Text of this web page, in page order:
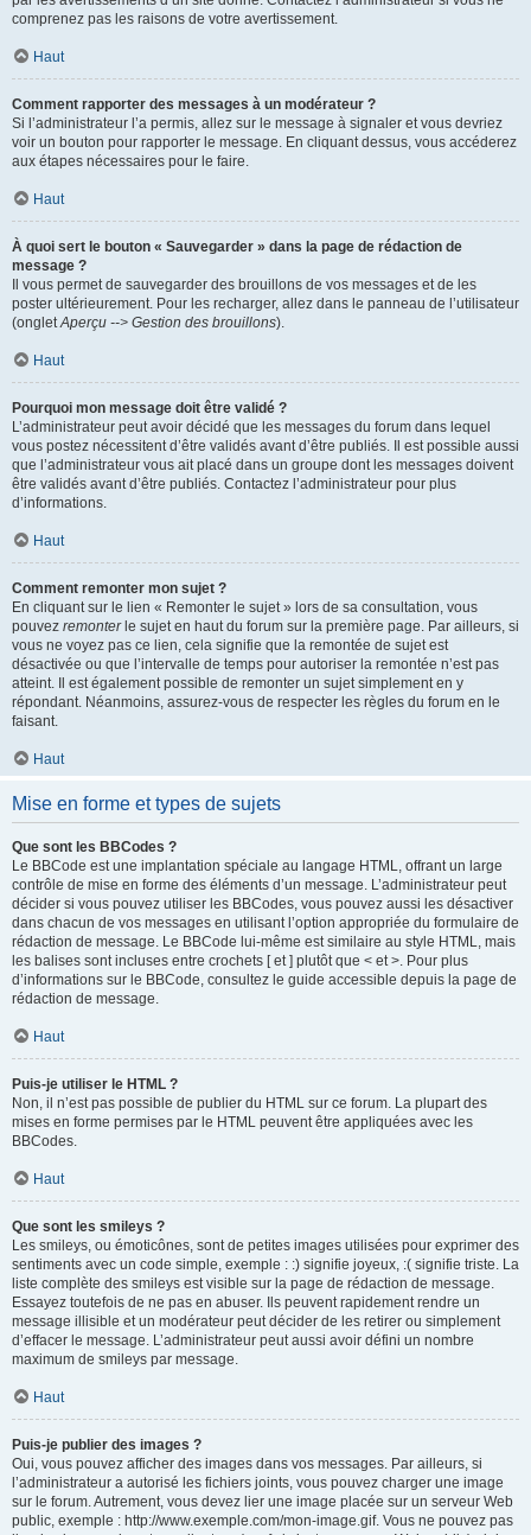
comprenez pas les raisons de votre avertissement.
Haut
Comment rapporter des messages à un modérateur ?
Si l’administrateur l’a permis, allez sur le message à signaler et vous devriez
voir un bouton pour rapporter le message. En cliquant dessus, vous accéderez
aux étapes nécessaires pour le faire.
Haut
À quoi sert le bouton « Sauvegarder » dans la page de rédaction de
message ?
Il vous permet de sauvegarder des brouillons de vos messages et de les
poster ultérieurement. Pour les recharger, allez dans le panneau de l’utilisateur
(ongletAperçu --> Gestion des brouillons).
Haut
Pourquoi mon message doit être validé ?
L’administrateur peut avoir décidé que les messages du forum dans lequel
vous postez nécessitent d’être validés avant d’être publiés. Il est possible aussi
que l’administrateur vous ait placé dans un groupe dont les messages doivent
être validés avant d’être publiés. Contactez l’administrateur pour plus
d’informations.
Haut
Comment remonter mon sujet ?
En cliquant sur le lien « Remonter le sujet » lors de sa consultation, vous
pouvez remonterle sujet en haut du forum sur la première page. Par ailleurs, si
vous ne voyez pas ce lien, cela signifie que la remontée de sujet est
désactivée ou que l’intervalle de temps pour autoriser la remontée n’est pas
atteint. Il est également possible de remonter un sujet simplement en y
répondant. Néanmoins, assurez-vous de respecter les règles du forum en le
faisant.
Haut
Mise en forme et types de sujets
Que sont les BBCodes ?
Le BBCode est une implantation spéciale au langage HTML, offrant un large
contrôle de mise en forme des éléments d’un message. L’administrateur peut
décider si vous pouvez utiliser les BBCodes, vous pouvez aussi les désactiver
dans chacun de vos messages en utilisant l’option appropriée du formulaire de
rédaction de message. Le BBCode lui-même est similaire au style HTML, mais
les balises sont incluses entre crochets [ et ] plutôt que < et >. Pour plus
d’informations sur le BBCode, consultez le guide accessible depuis la page de
rédaction de message.
Haut
Puis-je utiliser le HTML ?
Non, il n’est pas possible de publier du HTML sur ce forum. La plupart des
mises en forme permises par le HTML peuvent être appliquées avec les
BBCodes.
Haut
Que sont les smileys ?
Les smileys, ou émoticônes, sont de petites images utilisées pour exprimer des
sentiments avec un code simple, exemple : :) signifie joyeux, :( signifie triste. La
liste complète des smileys est visible sur la page de rédaction de message.
Essayez toutefois de ne pas en abuser. Ils peuvent rapidement rendre un
message illisible et un modérateur peut décider de les retirer ou simplement
d’effacer le message. L’administrateur peut aussi avoir défini un nombre
maximum de smileys par message.
Haut
Puis-je publier des images ?
Oui, vous pouvez afficher des images dans vos messages. Par ailleurs, si
l’administrateur a autorisé les fichiers joints, vous pouvez charger une image
sur le forum. Autrement, vous devez lier une image placée sur un serveur Web
public, exemple : http://www.exemple.com/mon-image.gif. Vous ne pouvez pas